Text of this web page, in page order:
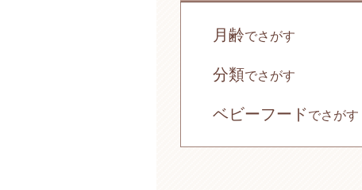
月齢でさがす
分類でさがす
ベビーフードでさがす